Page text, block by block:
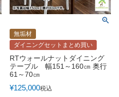
無垢材
ダイニングセットまとめ買い
RTウォールナットダイニング
テーブル 幅151～160㎝ 奥行
61～70㎝
¥125,000税込